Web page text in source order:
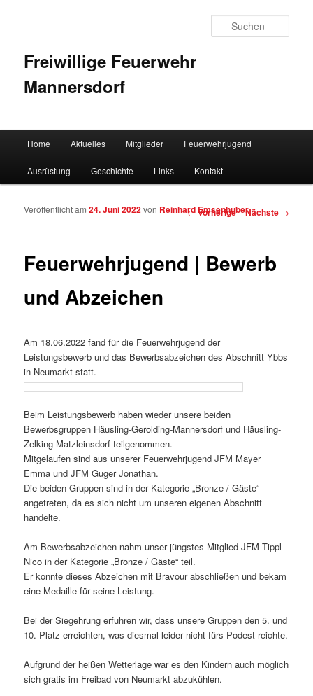
Freiwillige Feuerwehr
Mannersdorf
Zum Inhalt wechseln
Zum sekundären Inhalt wechseln
Home Aktuelles Mitglieder Feuerwehrjugend
Ausrüstung Geschichte Links Kontakt
Artikelnavigation
←Vorherige Nächste →
Feuerwehrjugend | Bewerb
und Abzeichen
Veröffentlicht am24. Juni 2022von Reinhard Emsenhuber
Am 18.06.2022 fand für die Feuerwehrjugend der
Leistungsbewerb und das Bewerbsabzeichen des Abschnitt Ybbs
in Neumarkt statt.
Beim Leistungsbewerb haben wieder unsere beiden
Bewerbsgruppen Häusling-Gerolding-Mannersdorf und Häusling-
Zelking-Matzleinsdorf teilgenommen.
Mitgelaufen sind aus unserer Feuerwehrjugend JFM Mayer
Emma und JFM Guger Jonathan.
Die beiden Gruppen sind in der Kategorie „Bronze / Gäste“
angetreten, da es sich nicht um unseren eigenen Abschnitt
handelte.
Am Bewerbsabzeichen nahm unser jüngstes Mitglied JFM Tippl
Nico in der Kategorie „Bronze / Gäste“ teil.
Er konnte dieses Abzeichen mit Bravour abschließen und bekam
eine Medaille für seine Leistung.
Bei der Siegehrung erfuhren wir, dass unsere Gruppen den 5. und
10. Platz erreichten, was diesmal leider nicht fürs Podest reichte.
Aufgrund der heißen Wetterlage war es den Kindern auch möglich
sich gratis im Freibad von Neumarkt abzukühlen.